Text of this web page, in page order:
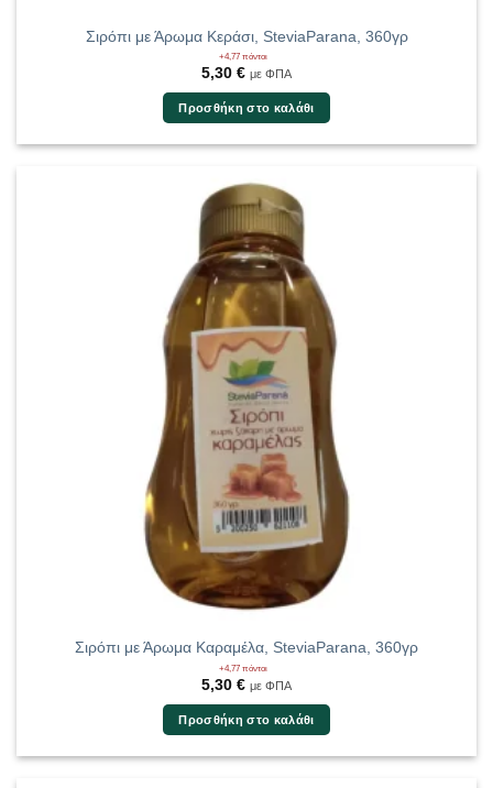
Σιρόπι με Άρωμα Κεράσι, SteviaParana, 360γρ
+4,77 πόντοι
5,30 € με ΦΠΑ
Προσθήκη στο καλάθι
Σιρόπι με Άρωμα Καραμέλα, SteviaParana, 360γρ
+4,77 πόντοι
5,30 € με ΦΠΑ
Προσθήκη στο καλάθι